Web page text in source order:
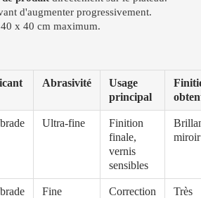
d'augmenter progressivement.
x 40 cm maximum.
Abrasivité
Usage
principal
Ultra-fine
Finition
finale,
vernis
sensibles
miroir
Fine
Correction
Très